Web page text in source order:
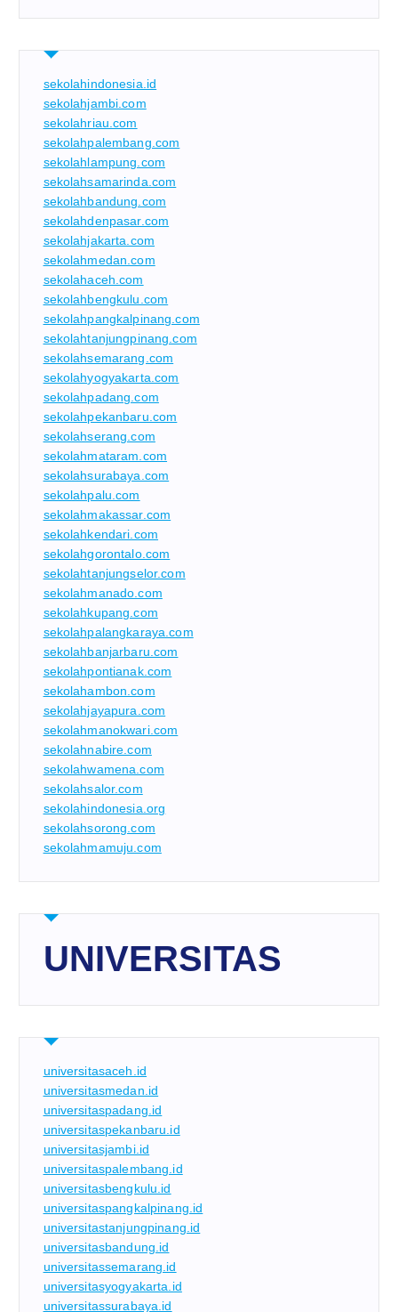
sekolahindonesia.id
sekolahjambi.com
sekolahriau.com
sekolahpalembang.com
sekolahlampung.com
sekolahsamarinda.com
sekolahbandung.com
sekolahdenpasar.com
sekolahjakarta.com
sekolahmedan.com
sekolahaceh.com
sekolahbengkulu.com
sekolahpangkalpinang.com
sekolahtanjungpinang.com
sekolahsemarang.com
sekolahyogyakarta.com
sekolahpadang.com
sekolahpekanbaru.com
sekolahserang.com
sekolahmataram.com
sekolahsurabaya.com
sekolahpalu.com
sekolahmakassar.com
sekolahkendari.com
sekolahgorontalo.com
sekolahtanjungselor.com
sekolahmanado.com
sekolahkupang.com
sekolahpalangkaraya.com
sekolahbanjarbaru.com
sekolahpontianak.com
sekolahambon.com
sekolahjayapura.com
sekolahmanokwari.com
sekolahnabire.com
sekolahwamena.com
sekolahsalor.com
sekolahindonesia.org
sekolahsorong.com
sekolahmamuju.com
UNIVERSITAS
universitasaceh.id
universitasmedan.id
universitaspadang.id
universitaspekanbaru.id
universitasjambi.id
universitaspalembang.id
universitasbengkulu.id
universitaspangkalpinang.id
universitastanjungpinang.id
universitasbandung.id
universitassemarang.id
universitasyogyakarta.id
universitassurabaya.id